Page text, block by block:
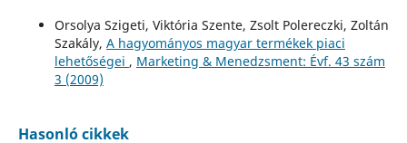
Orsolya Szigeti, Viktória Szente, Zsolt Polereczki, Zoltán
Szakály, A hagyományos magyar termékek piaci
lehetőségei , Marketing & Menedzsment: Évf. 43 szám
3 (2009)
Hasonló cikkek